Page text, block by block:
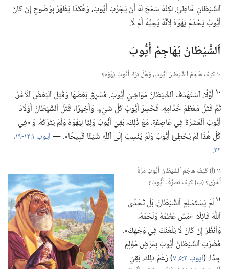
ٱلشَّيْطَانِ خَاطِئٌ.‏ لٰكِنَّهُ سَمَحَ لَهُ أَنْ يُجَرِّبَ أَيُّوبَ،‏ وَهٰكَذَا يَظْهَرُ بِوُضُوحٍ إِنْ كَانَ
أَيُّوبُ يَخْدُمُ يَهْوَهَ لِأَنَّهُ يُحِبُّهُ أَمْ لَا.‏
اَلشَّيْطَانُ يُهَاجِمُ أَيُّوبَ
١٠ كَيْفَ هَاجَمَ ٱلشَّيْطَانُ أَيُّوبَ،‏ وَهَلْ تَرَكَ أَيُّوبُ يَهْوَهَ؟‏
١٠ أَوَّلًا،‏ ٱسْتَهْدَفَ ٱلشَّيْطَانُ مَوَاشِيَ أَيُّوبَ.‏ فَسُرِقَ بَعْضُهَا وَقُتِلَ ٱلْبَعْضُ ٱلْآخَرُ.‏
ثُمَّ قَتَلَ مُعْظَمَ خُدَّامِهِ.‏ فَخَسِرَ أَيُّوبُ كُلَّ شَيْءٍ.‏ وَأَخِيرًا،‏ قَتَلَ ٱلشَّيْطَانُ أَوْلَادَ
أَيُّوبَ ٱلْعَشَرَةَ فِي عَاصِفَةٍ.‏ مَعَ ذٰلِكَ،‏ بَقِيَ أَيُّوبُ وَلِيًّا لِيَهْوَهَ وَلَمْ يَتْرُكْهُ.‏ وَ «فِي
كُلِّ هٰذَا لَمْ يُخْطِئْ أَيُّوبُ وَلَمْ يَنْسِبْ إِلَى ٱللّٰهِ شَيْئًا قَبِيحًا».‏ —‏ايوب ١:‏١٢-‏١٩،‏
٢٢‏.‏
١١ (‏أ)‏ كَيْفَ هَاجَمَ ٱلشَّيْطَانُ أَيُّوبَ مَرَّةً
أُخْرَى؟‏ (‏ب)‏ كَيْفَ تَصَرَّفَ أَيُّوبُ؟‏
١١ لَمْ يَسْتَسْلِمِ ٱلشَّيْطَانُ،‏ بَلْ تَحَدَّى
ٱللّٰهَ قَائِلًا:‏ «مَسَّ عَظْمَهُ وَلَحْمَهُ،‏
وَٱنْظُرْ إِنْ كَانَ لَا يَلْعَنُكَ فِي وَجْهِكَ».‏
فَضَرَبَ ٱلشَّيْطَانُ أَيُّوبَ بِمَرَضٍ مُؤْلِمٍ
جِدًّا.‏ (‏ايوب ٢:‏٥،‏
‏)‏ رَغْمَ ذٰلِكَ،‏ بَقِيَ